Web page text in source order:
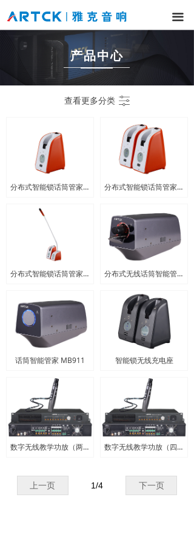
끀
网站首页
产品中心
服务与支持
分布式智能锁话筒管家RCF911 分布式智能锁话筒管家RCF912
分布式智能锁话筒管家MRF912 分布式无线话筒智能管家MBF911
话筒智能管家 MB911 智能锁无线充电座
数字无线教学功放（两通道+1路无线教学麦） 数字无线教学功放（四通道+1路无线教学麦）
上一页 下一页
1/4
产品中心
ꀒ
查看更多分类